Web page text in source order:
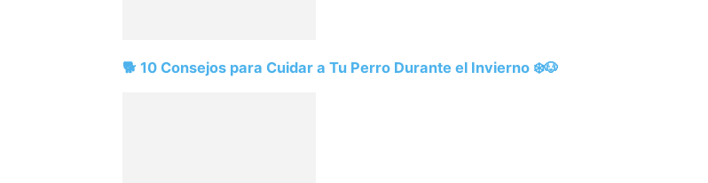
🐕 10 Consejos para Cuidar a Tu Perro Durante el Invierno ❄️🐶